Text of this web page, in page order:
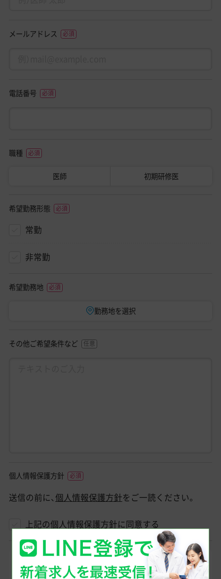
メールアドレス
電話番号
職種
医師 初期研修医
希望勤務形態
常勤
非常勤
希望勤務地
勤務地を選択
その他ご希望条件など
個人情報保護方針
送信の前に、個人情報保護方針をご一読ください。
上記の個人情報保護方針に同意する
登録したメールアドレスへ、当社からのメール
（@dr-connect.jp）をお送りします。そのため「ドメ